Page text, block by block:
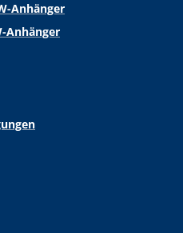
Anhänger
Anhänger